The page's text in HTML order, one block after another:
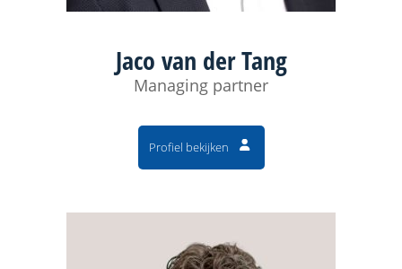
Jaco van der Tang
Managing partner
Profiel bekijken